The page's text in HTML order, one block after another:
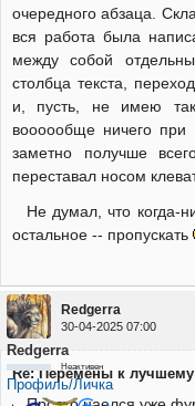
очередного абзаца.
вся работа была
между собой
столбца текста,
и, пусть, не имею
воооообще ничего
заметно получше
переставал носом
Не думал, что когда-
остальное -- пропускать
Redgerra
30-04-2025 07:00
Redgerra
Неактивен
Профиль/Личка
Re: Перемены к лучшему